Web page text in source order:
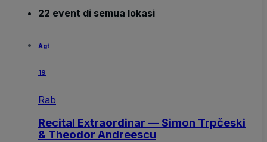
22 event di semua lokasi
Agt
19
Rab
Recital Extraordinar — Simon Trpčeski
& Theodor Andreescu